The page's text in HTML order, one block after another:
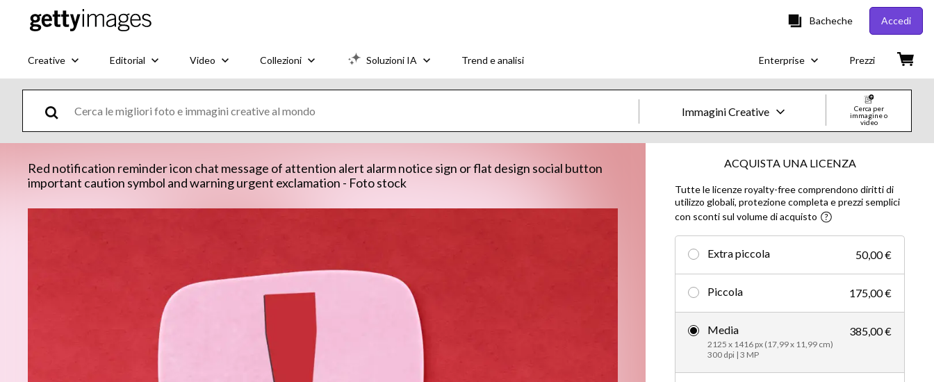
Bacheche Accedi
Creative Editorial Video Collezioni Soluzioni IA Trend e analisi Enterprise Prezzi
Immagini Creative
Immagini
Creative
Editorial
Cerca per
immagine o
video
Red notification reminder icon chat message of attention alert alarm notice sign or flat design social button
important caution symbol and warning urgent exclamation - Foto stock
ACQUISTA UNA LICENZA
Tutte le licenze royalty-free comprendono diritti di
utilizzo globali, protezione completa e prezzi semplici
con sconti sul volume di acquisto
Extra piccola 50,00 €
Piccola 175,00 €
Media
2125 x 1416 px (17,99 x 11,99 cm)
300 dpi | 3 MP
385,00 €